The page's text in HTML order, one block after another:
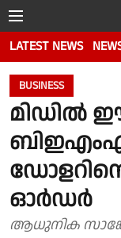
LATEST NEWS
BUSINESS
മിഡില്‍
ഓര്‍ഡര്‍
ആധുനിക